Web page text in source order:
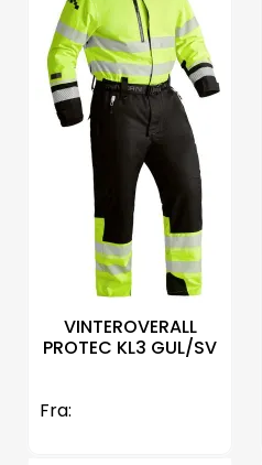
VINTEROVERALL
PROTEC KL3 GUL/SV
Fra: